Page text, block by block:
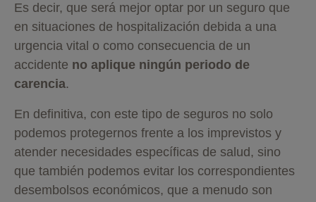
Es decir, que será mejor optar por un seguro que
en situaciones de hospitalización debida a una
urgencia vital o como consecuencia de un
accidente no aplique ningún periodo de
carencia.
En definitiva, con este tipo de seguros no solo
podemos protegernos frente a los imprevistos y
atender necesidades específicas de salud, sino
que también podemos evitar los correspondientes
desembolsos económicos, que a menudo son